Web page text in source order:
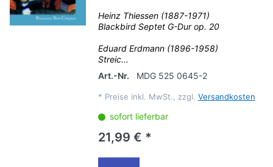
Heinz Thiessen (1887-1971)
Blackbird Septet G-Dur op. 20
Eduard Erdmann (1896-1958)
Streic...
Art.-Nr.
MDG 525 0645-2
* Preise inkl. MwSt., zzgl. Versandkosten
sofort lieferbar
21,99 € *